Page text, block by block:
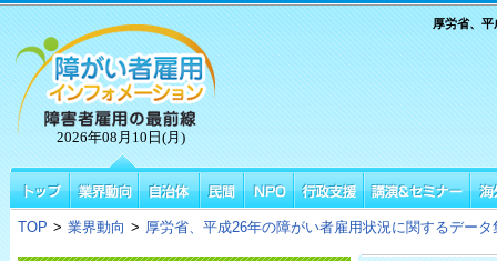
2026年08月10日(月)
厚労省、平
TOP > 業界動向 > 厚労省、平成26年の障がい者雇用状況に関するデー